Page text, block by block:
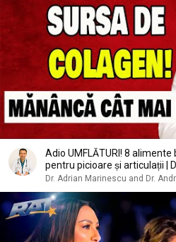
Adio UMFLĂTURI! 8 alimente
pentru picioare și articulații |
Dr. Adrian Marinescu and Dr.